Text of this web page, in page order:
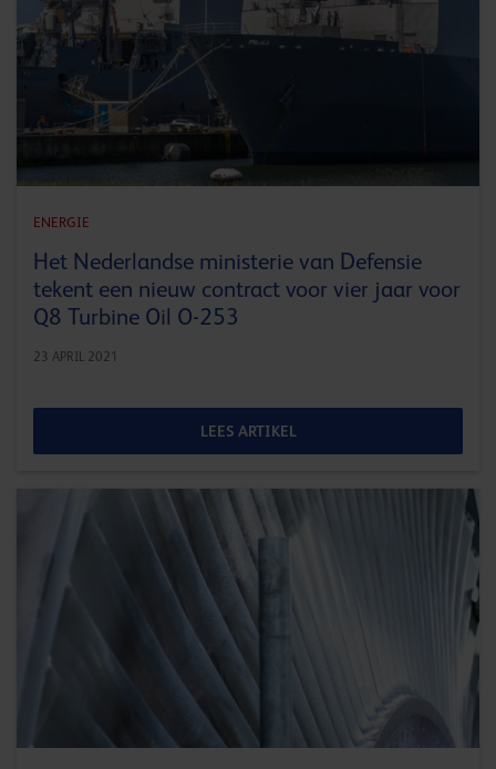
ENERGIE
Het Nederlandse ministerie van Defensie
tekent een nieuw contract voor vier jaar voor
Q8 Turbine Oil O-253
23 APRIL 2021
LEES ARTIKEL